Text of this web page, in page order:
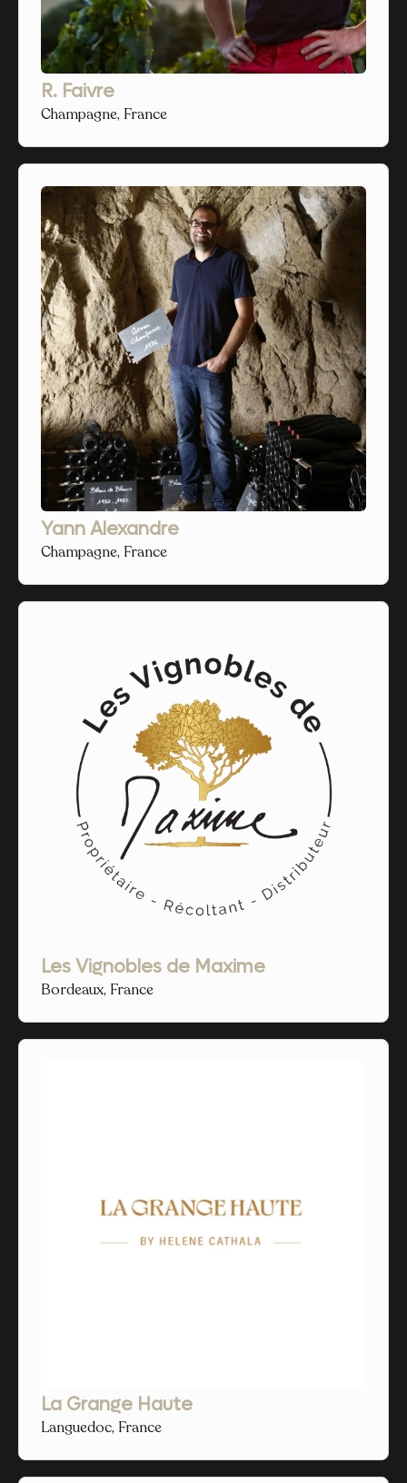
R. Faivre
Champagne, France
Yann Alexandre
Champagne, France
Les Vignobles de Maxime
Bordeaux, France
La Grange Haute
Languedoc, France